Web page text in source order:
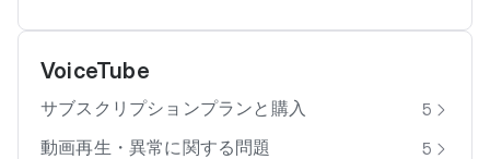
VoiceTube
サブスクリプションプランと購入 5
動画再生・異常に関する問題 5